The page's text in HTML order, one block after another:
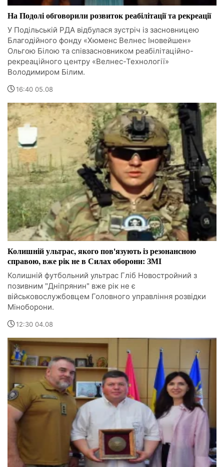
На Подолі обговорили розвиток реабілітації та рекреації
У Подільській РДА відбулася зустріч із засновницею
Благодійного фонду «Хюменс Велнес Іновейшен»
Ольгою Білою та співзасновником реабілітаційно-
рекреаційного центру «Велнес-Технології»
Володимиром Білим.
16:40 05.08
Колишній ультрас, якого пов'язують із резонансною
справою, вже рік не в Силах оборони: ЗМІ
Колишній футбольний ультрас Гліб Новостройний з
позивним "Дніпрянин" вже рік не є
військовослужбовцем Головного управління розвідки
Міноборони.
12:30 04.08